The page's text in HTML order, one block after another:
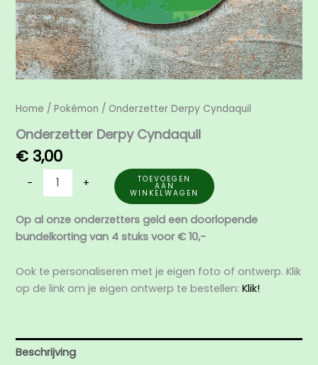
Home /Pokémon / Onderzetter Derpy Cyndaquil
Onderzetter Derpy Cyndaquil
€ 3,00
- + TOEVOEGEN
AAN
WINKELWAGEN
Op al onze onderzetters geld een doorlopende
bundelkorting van 4 stuks voor € 10,-
Ook te personaliseren met je eigen foto of ontwerp. Klik
op de link om je eigen ontwerp te bestellen:Klik!
Beschrijving